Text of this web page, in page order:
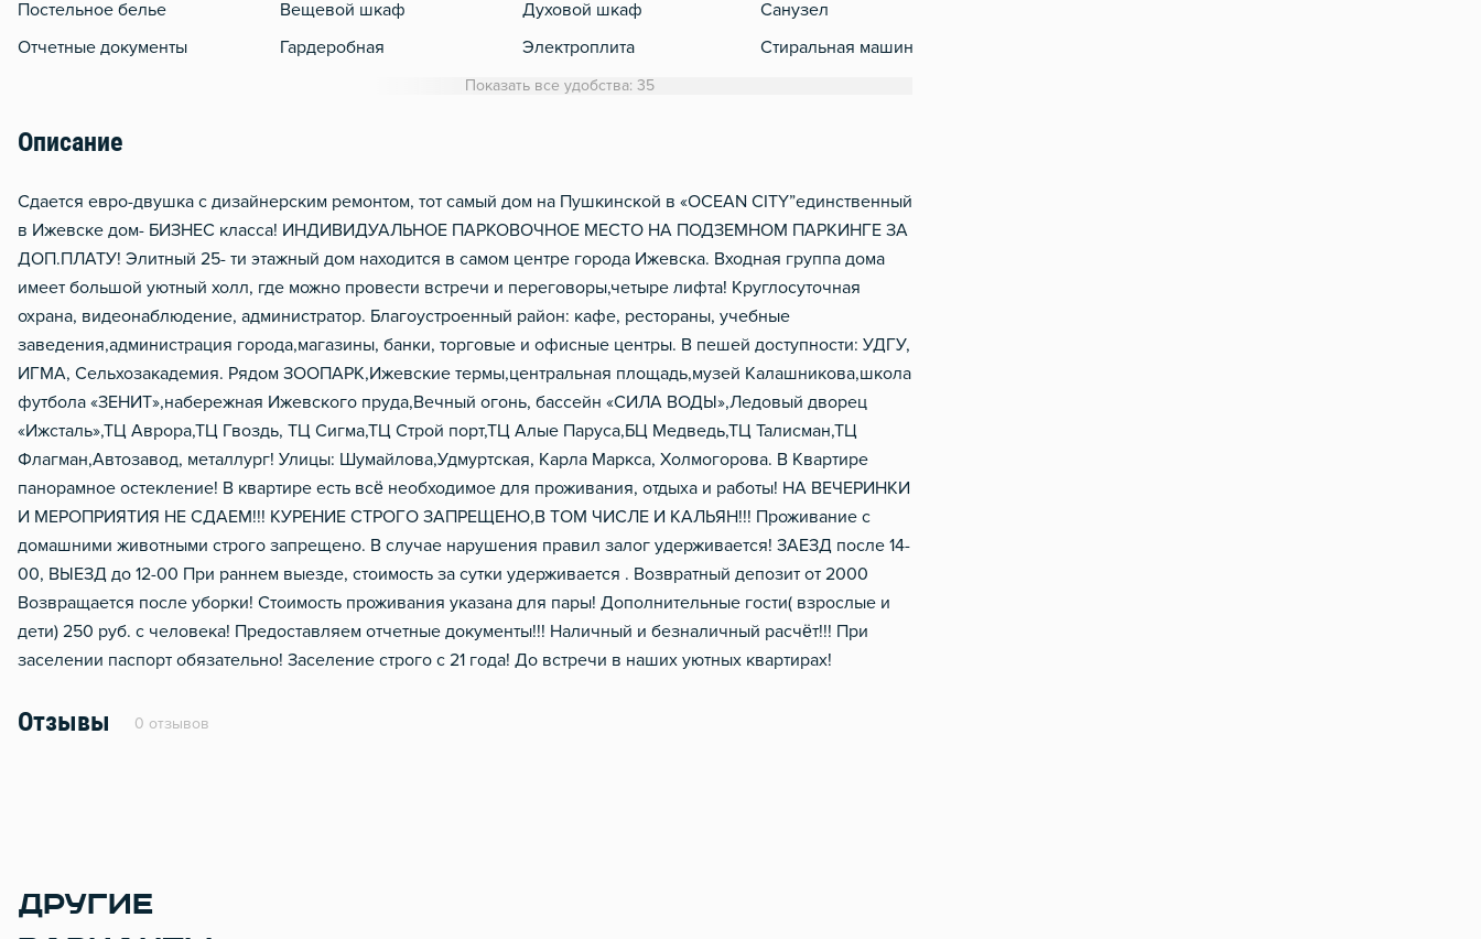
Постельное белье
Отчетные документы
Вещевой шкаф
Гардеробная
Гладильная доска
Сушилка для белья
Отопление
Водонагреватель
Чистящие средства
Металлическая дверь
Духовой шкаф
Электроплита
Холодильник
Электрический чайник
Посуда
Столовые приборы
Посудомоечная машинка
Барная стойка
Санузел
Стиральная машинка
Шампунь, мыло
Показать все удобства: 35
Описание
Сдается евро-двушка с дизайнерским ремонтом, тот самый дом на Пушкинской в «OCEAN CITY”единственный
в Ижевске дом- БИЗНЕС класса! ИНДИВИДУАЛЬНОЕ ПАРКОВОЧНОЕ МЕСТО НА ПОДЗЕМНОМ ПАРКИНГЕ ЗА
ДОП.ПЛАТУ! Элитный 25- ти этажный дом находится в самом центре города Ижевска. Входная группа дома
имеет большой уютный холл, где можно провести встречи и переговоры,четыре лифта! Круглосуточная
охрана, видеонаблюдение, администратор. Благоустроенный район: кафе, рестораны, учебные
заведения,администрация города,магазины, банки, торговые и офисные центры. В пешей доступности: УДГУ,
ИГМА, Сельхозакадемия. Рядом ЗООПАРК,Ижевские термы,центральная площадь,музей Калашникова,школа
футбола «ЗЕНИТ»,набережная Ижевского пруда,Вечный огонь, бассейн «СИЛА ВОДЫ»,Ледовый дворец
«Ижсталь»,ТЦ Аврора,ТЦ Гвоздь, ТЦ Сигма,ТЦ Строй порт,ТЦ Алые Паруса,БЦ Медведь,ТЦ Талисман,ТЦ
Флагман,Автозавод, металлург! Улицы: Шумайлова,Удмуртская, Карла Маркса, Холмогорова. В Квартире
панорамное остекление! В квартире есть всё необходимое для проживания, отдыха и работы! НА ВЕЧЕРИНКИ
И МЕРОПРИЯТИЯ НЕ СДАЕМ!!! КУРЕНИЕ СТРОГО ЗАПРЕЩЕНО,В ТОМ ЧИСЛЕ И КАЛЬЯН!!! Проживание с
домашними животными строго запрещено. В случае нарушения правил залог удерживается! ЗАЕЗД после 14-
00, ВЫЕЗД до 12-00 При раннем выезде, стоимость за сутки удерживается . Возвратный депозит от 2000
Возвращается после уборки! Стоимость проживания указана для пары! Дополнительные гости( взрослые и
дети) 250 руб. с человека! Предоставляем отчетные документы!!! Наличный и безналичный расчёт!!! При
заселении паспорт обязательно! Заселение строго с 21 года! До встречи в наших уютных квартирах!
Отзывы 0 отзывов
ДРУГИЕ